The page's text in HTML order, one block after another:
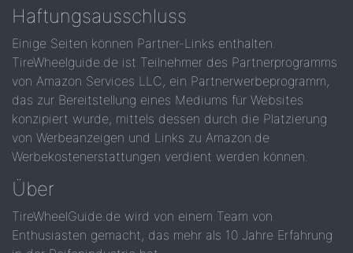
Haftungsausschluss
Einige Seiten können Partner-Links enthalten.
TireWheelguide.de ist Teilnehmer des Partnerprogramms
von Amazon Services LLC, ein Partnerwerbeprogramm,
das zur Bereitstellung eines Mediums für Websites
konzipiert wurde, mittels dessen durch die Platzierung
von Werbeanzeigen und Links zu Amazon.de
Werbekostenerstattungen verdient werden können.
Über
TireWheelGuide.de wird von einem Team von
Enthusiasten gemacht, das mehr als 10 Jahre Erfahrung